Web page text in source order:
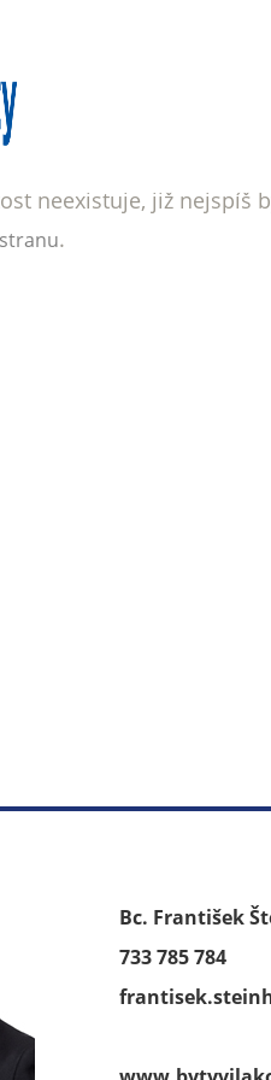
neexistuje, již nejspíš
.
Bc. František
733 785 784